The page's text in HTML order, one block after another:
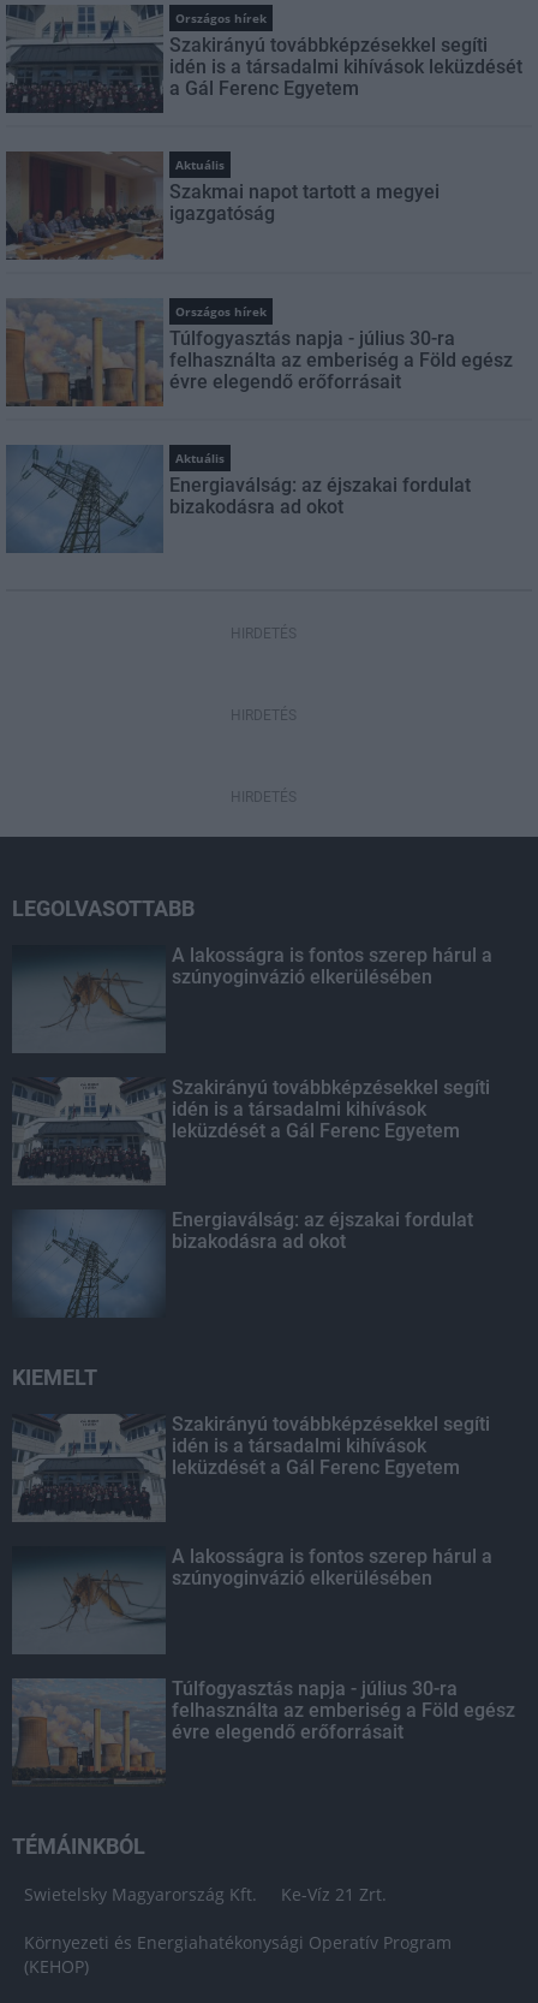
Országos hírek
Szakirányú továbbképzésekkel segíti
idén is a társadalmi kihívások leküzdését
a Gál Ferenc Egyetem
Aktuális
Szakmai napot tartott a megyei
igazgatóság
Országos hírek
Túlfogyasztás napja - július 30-ra
felhasználta az emberiség a Föld egész
évre elegendő erőforrásait
Aktuális
Energiaválság: az éjszakai fordulat
bizakodásra ad okot
HIRDETÉS
HIRDETÉS
HIRDETÉS
LEGOLVASOTTABB
A lakosságra is fontos szerep hárul a
szúnyoginvázió elkerülésében
Szakirányú továbbképzésekkel segíti
idén is a társadalmi kihívások
leküzdését a Gál Ferenc Egyetem
Energiaválság: az éjszakai fordulat
bizakodásra ad okot
KIEMELT
Szakirányú továbbképzésekkel segíti
idén is a társadalmi kihívások
leküzdését a Gál Ferenc Egyetem
A lakosságra is fontos szerep hárul a
szúnyoginvázió elkerülésében
Túlfogyasztás napja - július 30-ra
felhasználta az emberiség a Föld egész
évre elegendő erőforrásait
TÉMÁINKBÓL
Swietelsky Magyarország Kft. Ke-Víz 21 Zrt.
Környezeti és Energiahatékonysági Operatív Program
(KEHOP)